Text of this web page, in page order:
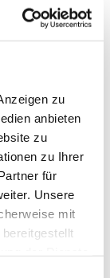
zu
anbieten
zu
zu Ihrer
für
Unsere
mit